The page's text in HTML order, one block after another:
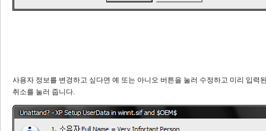
사용자 정보를 변경하고 싶다면 예 또는 아니오 버튼을 눌러 수정하고 미리 입력
취소를 눌러 줍니다.